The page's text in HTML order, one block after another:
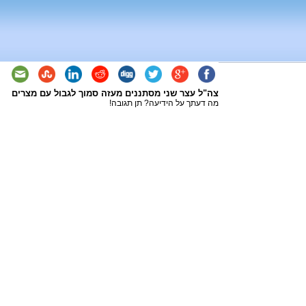
צה"ל עצר שני מסתננים מעזה סמוך לגבול עם מצרים
מה דעתך על הידיעה? תן תגובה!